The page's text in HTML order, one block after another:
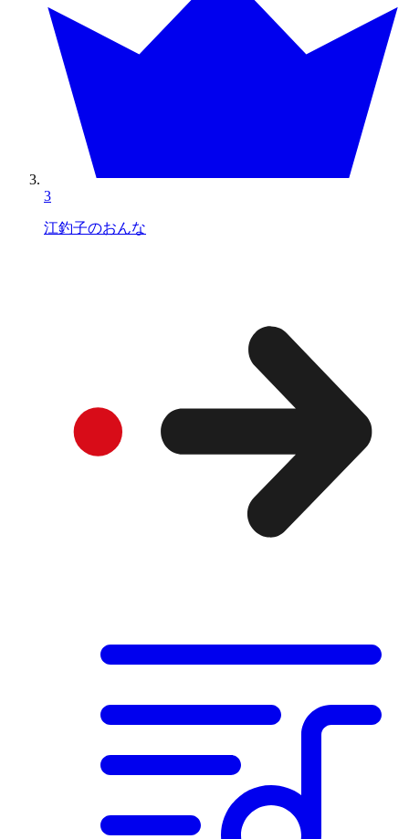
3
江釣子のおんな